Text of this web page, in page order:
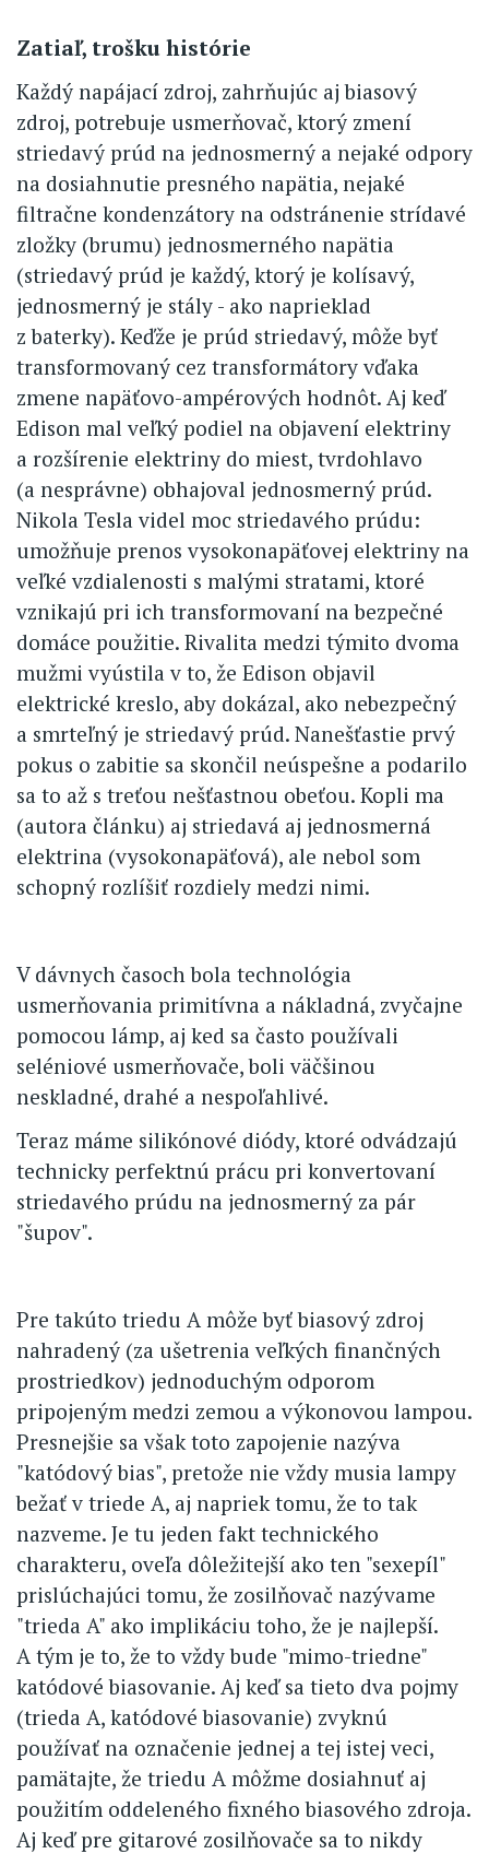
Zatiaľ, trošku histórie
Každý napájací zdroj, zahrňujúc aj biasový
zdroj, potrebuje usmerňovač, ktorý zmení
striedavý prúd na jednosmerný a nejaké odpory
na dosiahnutie presného napätia, nejaké
filtračne kondenzátory na odstránenie strídavé
zložky (brumu) jednosmerného napätia
(striedavý prúd je každý, ktorý je kolísavý,
jednosmerný je stály - ako naprieklad
z baterky). Keďže je prúd striedavý, môže byť
transformovaný cez transformátory vďaka
zmene napäťovo-ampérových hodnôt. Aj keď
Edison mal veľký podiel na objavení elektriny
a rozšírenie elektriny do miest, tvrdohlavo
(a nesprávne) obhajoval jednosmerný prúd.
Nikola Tesla videl moc striedavého prúdu:
umožňuje prenos vysokonapäťovej elektriny na
veľké vzdialenosti s malými stratami, ktoré
vznikajú pri ich transformovaní na bezpečné
domáce použitie. Rivalita medzi týmito dvoma
mužmi vyústila v to, že Edison objavil
elektrické kreslo, aby dokázal, ako nebezpečný
a smrteľný je striedavý prúd. Nanešťastie prvý
pokus o zabitie sa skončil neúspešne a podarilo
sa to až s treťou nešťastnou obeťou. Kopli ma
(autora článku) aj striedavá aj jednosmerná
elektrina (vysokonapäťová), ale nebol som
schopný rozlíšiť rozdiely medzi nimi.
V dávnych časoch bola technológia
usmerňovania primitívna a nákladná, zvyčajne
pomocou lámp, aj ked sa často používali
seléniové usmerňovače, boli väčšinou
neskladné, drahé a nespoľahlivé.
Teraz máme silikónové diódy, ktoré odvádzajú
technicky perfektnú prácu pri konvertovaní
striedavého prúdu na jednosmerný za pár
"šupov".
Pre takúto triedu A môže byť biasový zdroj
nahradený (za ušetrenia veľkých finančných
prostriedkov) jednoduchým odporom
pripojeným medzi zemou a výkonovou lampou.
Presnejšie sa však toto zapojenie nazýva
"katódový bias", pretože nie vždy musia lampy
bežať v triede A, aj napriek tomu, že to tak
nazveme. Je tu jeden fakt technického
charakteru, oveľa dôležitejší ako ten "sexepíl"
prislúchajúci tomu, že zosilňovač nazývame
"trieda A" ako implikáciu toho, že je najlepší.
A tým je to, že to vždy bude "mimo-triedne"
katódové biasovanie. Aj keď sa tieto dva pojmy
(trieda A, katódové biasovanie) zvyknú
používať na označenie jednej a tej istej veci,
pamätajte, že triedu A môžme dosiahnuť aj
použitím oddeleného fixného biasového zdroja.
Aj keď pre gitarové zosilňovače sa to nikdy